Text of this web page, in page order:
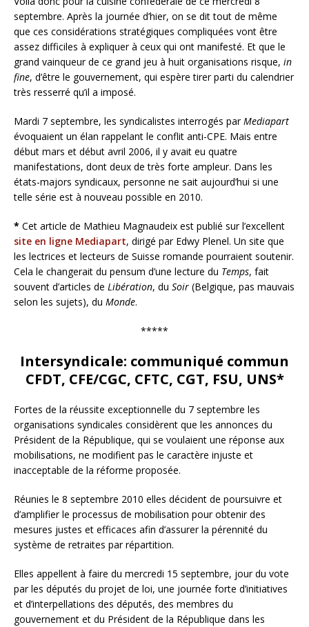
septembre. Après la journée d’hier, on se dit tout de même
que ces considérations stratégiques compliquées vont être
assez difficiles à expliquer à ceux qui ont manifesté. Et que le
grand vainqueur de ce grand jeu à huit organisations risque, in
fine, d’être le gouvernement, qui espère tirer parti du calendrier
très resserré qu’il a imposé.
Mardi 7 septembre, les syndicalistes interrogés parMediapart
évoquaient un élan rappelant le conflit anti-CPE. Mais entre
début mars et début avril 2006, il y avait eu quatre
manifestations, dont deux de très forte ampleur. Dans les
états-majors syndicaux, personne ne sait aujourd’hui si une
telle série est à nouveau possible en 2010.
* Cet article de Mathieu Magnaudeix est publié sur l’excellent
site en ligne Mediapart, dirigé par Edwy Plenel. Un site que
les lectrices et lecteurs de Suisse romande pourraient soutenir.
Cela le changerait du pensum d’une lecture du Temps, fait
souvent d’articles de Libération, du Soir (Belgique, pas mauvais
selon les sujets), du Monde.
*****
Intersyndicale: communiqué commun
CFDT, CFE/CGC, CFTC, CGT, FSU, UNS*
Fortes de la réussite exceptionnelle du 7 septembre les
organisations syndicales considèrent que les annonces du
Président de la République, qui se voulaient une réponse aux
mobilisations, ne modifient pas le caractère injuste et
inacceptable de la réforme proposée.
Réunies le 8 septembre 2010 elles décident de poursuivre et
d’amplifier le processus de mobilisation pour obtenir des
mesures justes et efficaces afin d’assurer la pérennité du
système de retraites par répartition.
Elles appellent à faire du mercredi 15 septembre, jour du vote
par les députés du projet de loi, une journée forte d’initiatives
et d’interpellations des députés, des membres du
gouvernement et du Président de la République dans les